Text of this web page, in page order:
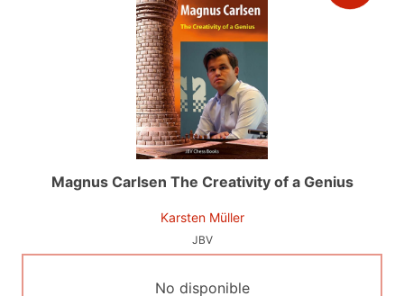
Magnus Carlsen The Creativity of a Genius
Karsten Müller
JBV
No disponible